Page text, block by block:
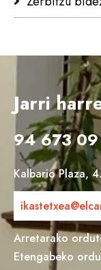
Jarri
94 673
Kalbario Plaza,
Arretarako
Etengabeko